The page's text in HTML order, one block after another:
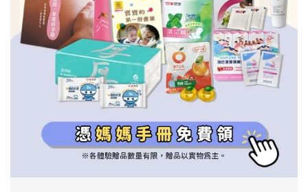
信誼基金會
2022信誼年度報告
2023信誼年度報告
2024信誼年度報告
附設幼兒園
小袋鼠幼師網